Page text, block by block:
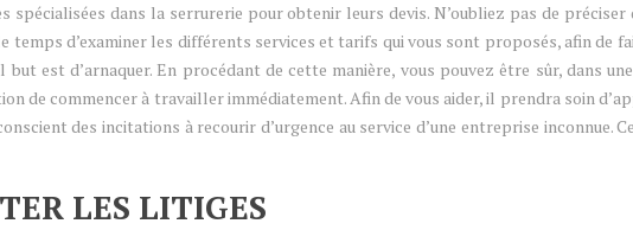
dans la serrurerie pour obtenir leurs devis. N’oubliez pas de
d’examiner les différents services et tarifs qui vous sont proposés, afin de
est d’arnaquer. En procédant de cette manière, vous pouvez être sûr, dans
de commencer à travailler immédiatement. Afin de vous aider, il prendra soin
des incitations à recourir d’urgence au service d’une entreprise inconnue.
LES LITIGES